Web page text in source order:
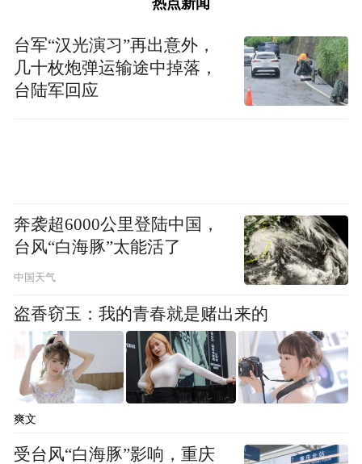
热点新闻
台军“汉光演习”再出意外，
几十枚炮弹运输途中掉落，
台陆军回应
奔袭超6000公里登陆中国，
台风“白海豚”太能活了
中国天气
盗香窃玉：我的青春就是赌出来的
爽文
受台风“白海豚”影响，重庆